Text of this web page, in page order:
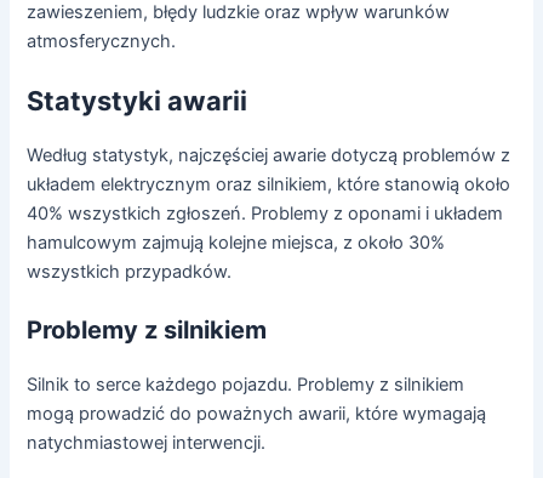
zawieszeniem, błędy ludzkie oraz wpływ warunków
atmosferycznych.
Statystyki awarii
Według statystyk, najczęściej awarie dotyczą problemów z
układem elektrycznym oraz silnikiem, które stanowią około
40% wszystkich zgłoszeń. Problemy z oponami i układem
hamulcowym zajmują kolejne miejsca, z około 30%
wszystkich przypadków.
Problemy z silnikiem
Silnik to serce każdego pojazdu. Problemy z silnikiem
mogą prowadzić do poważnych awarii, które wymagają
natychmiastowej interwencji.